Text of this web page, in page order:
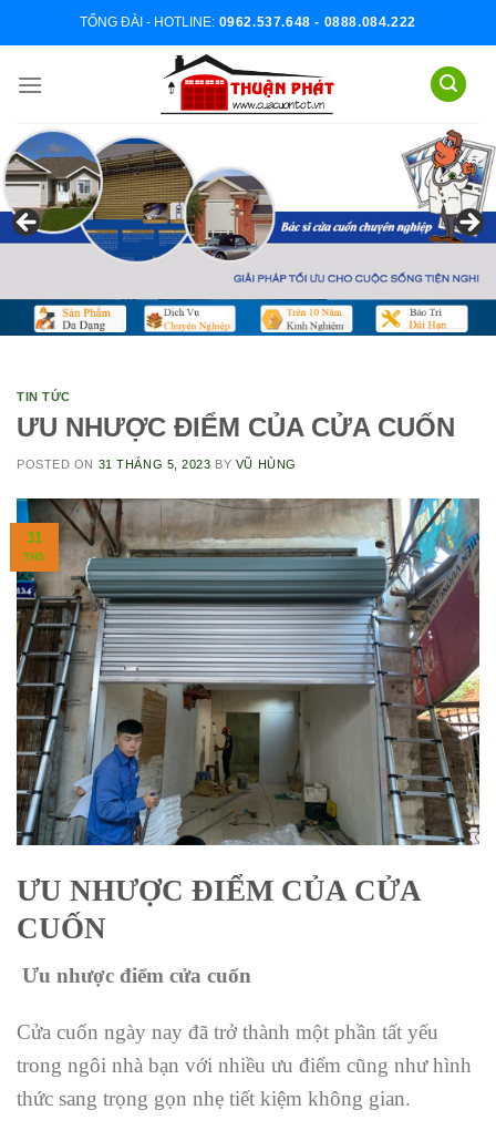
TỔNG ĐÀI - HOTLINE: 0962.537.648 - 0888.084.222
TIN TỨC
ƯU NHƯỢC ĐIỂM CỦA CỬA CUỐN
POSTED ON 31 THÁNG 5, 2023 BY VŨ HÙNG
31
TH5
ƯU NHƯỢC ĐIỂM CỦA CỬA
CUỐN
Ưu nhược điểm cửa cuốn
Cửa cuốn ngày nay đã trở thành một phần tất yếu
trong ngôi nhà bạn với nhiều ưu điểm cũng như hình
thức sang trọng gọn nhẹ tiết kiệm không gian.